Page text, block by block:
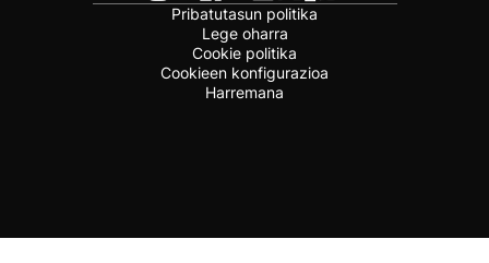
Pribatutasun politika
Lege oharra
Cookie politika
Cookieen konfigurazioa
Harremana